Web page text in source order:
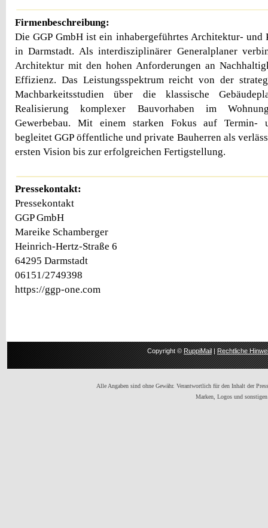
Firmenbeschreibung:
Die GGP GmbH ist ein inhabergeführtes Architektur- und
in Darmstadt. Als interdisziplinärer Generalplaner
Architektur mit den hohen Anforderungen an
Effizienz. Das Leistungsspektrum reicht von der
Machbarkeitsstudien über die klassische
Realisierung komplexer Bauvorhaben im
Gewerbebau. Mit einem starken Fokus auf Termin-
begleitet GGP öffentliche und private Bauherren als
ersten Vision bis zur erfolgreichen Fertigstellung.
Pressekontakt:
Pressekontakt
GGP GmbH
Mareike Schamberger
Heinrich-Hertz-Straße 6
64295 Darmstadt
06151/2749398
https://ggp-one.com
Copyright ©RuppiMail|Rechtliche
Alle Angaben sind ohne Gewähr. Verantwortlich für den Inhalt der
Marken, Logos und